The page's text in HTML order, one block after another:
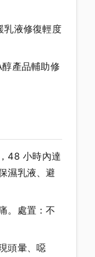
乳液修復輕度
產品輔助修
48 小時內達
濕乳液、避
。處置：不
頭暈、噁